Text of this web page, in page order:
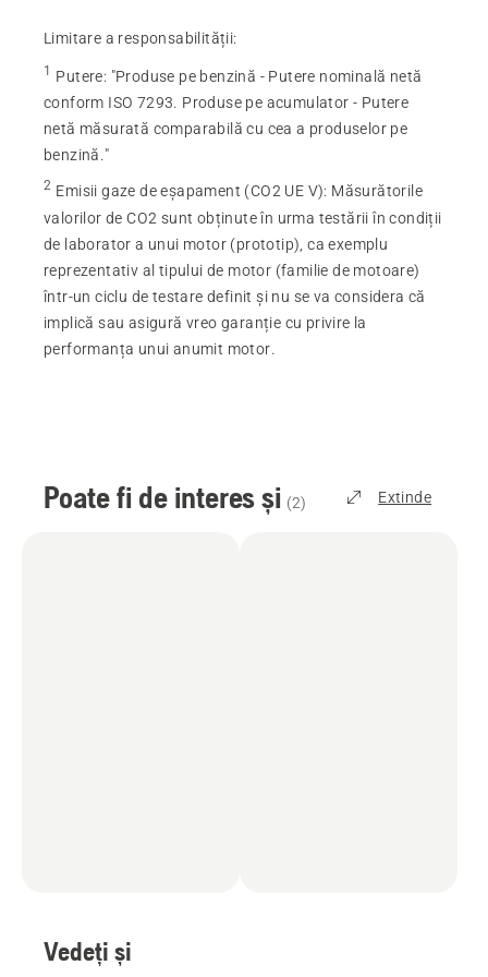
Limitare a responsabilității:
1 Putere: "Produse pe benzină - Putere nominală netă
conform ISO 7293. Produse pe acumulator - Putere
netă măsurată comparabilă cu cea a produselor pe
benzină."
2 Emisii gaze de eșapament (CO2 UE V): Măsurătorile
valorilor de CO2 sunt obținute în urma testării în condiții
de laborator a unui motor (prototip), ca exemplu
reprezentativ al tipului de motor (familie de motoare)
într-un ciclu de testare definit și nu se va considera că
implică sau asigură vreo garanție cu privire la
performanța unui anumit motor.
Poate fi de interes și (2) Extinde
Vedeți și